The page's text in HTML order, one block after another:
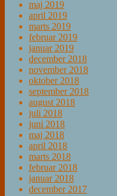
maj 2019
april 2019
marts 2019
februar 2019
januar 2019
december 2018
november 2018
oktober 2018
september 2018
august 2018
juli 2018
juni 2018
maj 2018
april 2018
marts 2018
februar 2018
januar 2018
december 2017